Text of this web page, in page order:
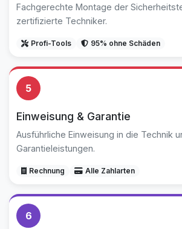
Fachgerechte Montage der
zertifizierte Techniker.
Profi-Tools 95% ohne Schäden
5
Einweisung & Garantie
Ausführliche Einweisung in die Technik
Garantieleistungen.
Rechnung Alle Zahlarten
6